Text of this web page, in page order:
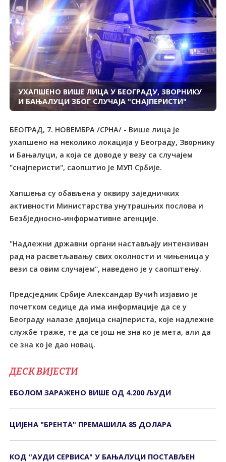
УХАПШЕНО ВИШЕ ЛИЦА У БЕОГРАДУ, ЗВОРНИКУ
И БАЊАЛУЦИ ЗБОГ СЛУЧАЈА "СНАЈПЕРИСТИ"
БЕОГРАД, 7. НОВЕМБРА /СРНА/ - Више лица је
ухапшено на неколико локација у Београду, Зворнику
и Бањалуци, а која се доводе у везу са случајем
"снајперисти", саопштио је МУП Србије.
Хапшења су обављена у оквиру заједничких
активности Министарства унутрашњих послова и
Безбједносно-информативне агенције.
"Надлежни државни органи настављају интензиван
рад на расветљавању свих околности и чињеница у
вези са овим случајем", наведено је у саопштењу.
Предсједник Србије Александар Вучић изјавио је
почетком седице да има информације да се у
Београду налазе двојица снајпериста, које надлежне
службе траже, те да се још не зна ко је мета, али да
се зна ко је дао новац.
ДЕСК ВИЈЕСТИ
ЕБОЛОМ ЗАРАЖЕНО ВИШЕ ОД 4.200 ЉУДИ
ЦИЈЕНА "БРЕНТА" ПРЕМАШИЛА 85 ДОЛАРА
КОД "АУДИ СЕРВИСА" У БАЊАЛУЦИ ПОСТАВЉЕН